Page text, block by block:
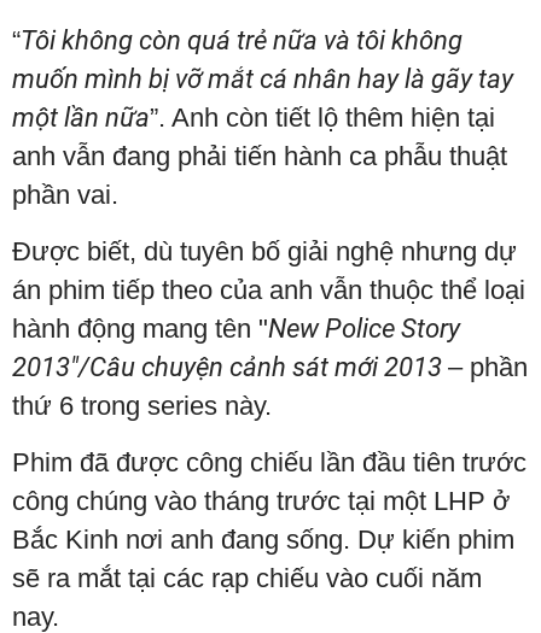
“Tôi không còn quá trẻ nữa và tôi không
muốn mình bị vỡ mắt cá nhân hay là gãy tay
một lần nữa”. Anh còn tiết lộ thêm hiện tại
anh vẫn đang phải tiến hành ca phẫu thuật
phần vai.
Được biết, dù tuyên bố giải nghệ nhưng dự
án phim tiếp theo của anh vẫn thuộc thể loại
hành động mang tên "New Police Story
2013"/Câu chuyện cảnh sát mới 2013 – phần
thứ 6 trong series này.
Phim đã được công chiếu lần đầu tiên trước
công chúng vào tháng trước tại một LHP ở
Bắc Kinh nơi anh đang sống. Dự kiến phim
sẽ ra mắt tại các rạp chiếu vào cuối năm
nay.